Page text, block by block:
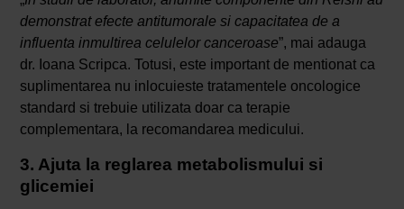
demonstrat efecte antitumorale si capacitatea de a
influenta inmultirea celulelor canceroase”, mai adauga
dr. Ioana Scripca. Totusi, este important de mentionat ca
suplimentarea nu inlocuieste tratamentele oncologice
standard si trebuie utilizata doar ca terapie
complementara, la recomandarea medicului.
3. Ajuta la reglarea metabolismului si
glicemiei